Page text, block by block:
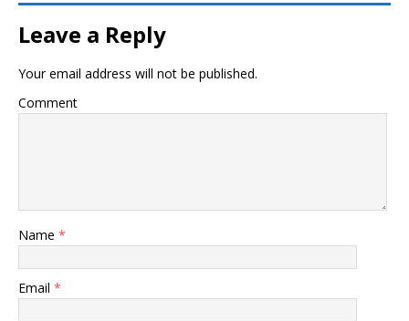
Leave a Reply
Your email address will not be published.
Comment
Name *
Email *